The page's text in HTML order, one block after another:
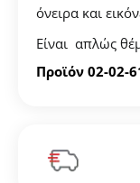
όνειρα και
Είναι απλώς
Προϊόν 02-02-